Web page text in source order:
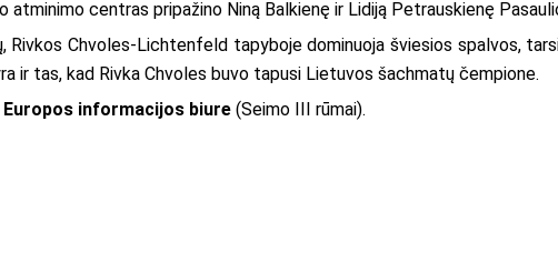
atminimo centras pripažino Niną Balkienę ir Lidiją Petrauskienę
Rivkos Chvoles-Lichtenfeld tapyboje dominuoja šviesios spalvos,
ir tas, kad Rivka Chvoles buvo tapusi Lietuvos šachmatų čempione.
Europos informacijos biure (Seimo III rūmai).